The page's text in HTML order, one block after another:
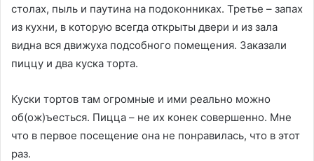
столах, пыль и паутина на подоконниках. Третье – запах
из кухни, в которую всегда открыты двери и из зала
видна вся движуха подсобного помещения. Заказали
пиццу и два куска торта.
Куски тортов там огромные и ими реально можно
об(ож)ъесться. Пицца – не их конек совершенно. Мне
что в первое посещение она не понравилась, что в этот
раз.